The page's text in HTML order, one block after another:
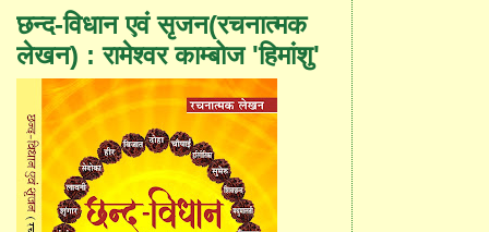
छन्द-विधान एवं सृजन(रचनात्मक
लेखन) : रामेश्वर काम्बोज 'हिमांशु'